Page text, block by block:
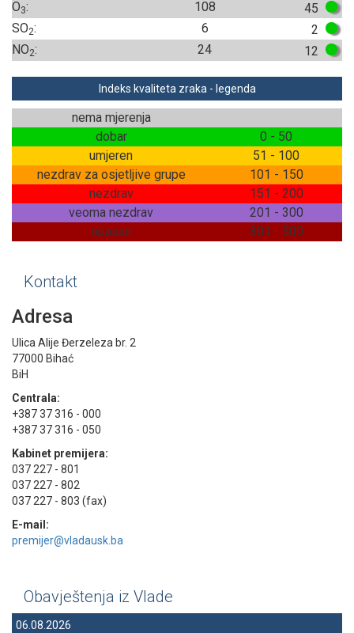
O3: 108
45
SO2: 6
2
NO2: 24 12
Indeks kvaliteta zraka - legenda
nema mjerenja
dobar
0 - 50
umjeren
51 - 100
nezdrav za osjetljive grupe
101 - 150
nezdrav
151 - 200
veoma nezdrav
201 - 300
opasan
301 - 500
Kontakt
Adresa
Ulica Alije Đerzeleza br. 2
77000 Bihać
BiH
Centrala:
+387 37 316 - 000
+387 37 316 - 050
Kabinet premijera:
037 227 - 801
037 227 - 802
037 227 - 803 (fax)
E-mail:
premijer@vladausk.ba
Obavještenja iz Vlade
06.08.2026